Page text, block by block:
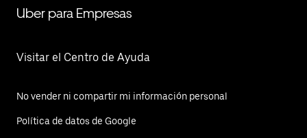
Uber para Empresas
Visitar el Centro de Ayuda
No vender ni compartir mi información personal
Política de datos de Google